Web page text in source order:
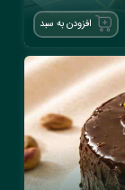
افزودن به سبد